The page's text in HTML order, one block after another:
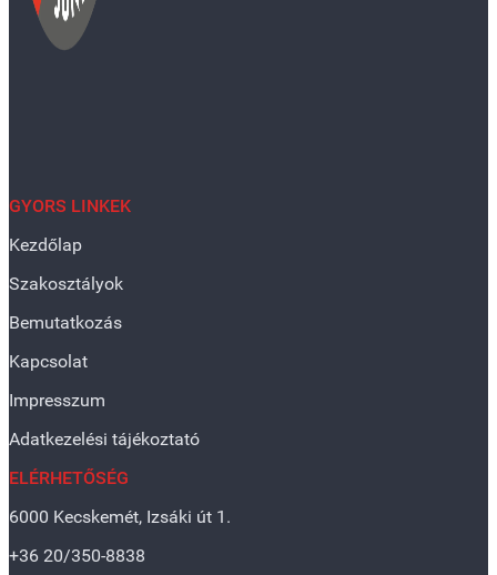
GYORS LINKEK
Kezdőlap
Szakosztályok
Bemutatkozás
Kapcsolat
Impresszum
Adatkezelési tájékoztató
ELÉRHETŐSÉG
6000 Kecskemét, Izsáki út 1.
+36 20/350-8838